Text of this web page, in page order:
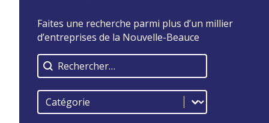
Faites une recherche parmi plus d’un millier
d’entreprises de la Nouvelle-Beauce
Rerchercher
Catégorie-repertoire